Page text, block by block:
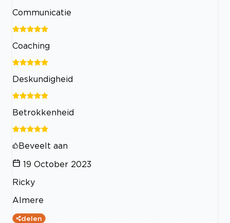
Communicatie
Coaching
Deskundigheid
Betrokkenheid
Beveelt aan
19 October 2023
Ricky
Almere
delen